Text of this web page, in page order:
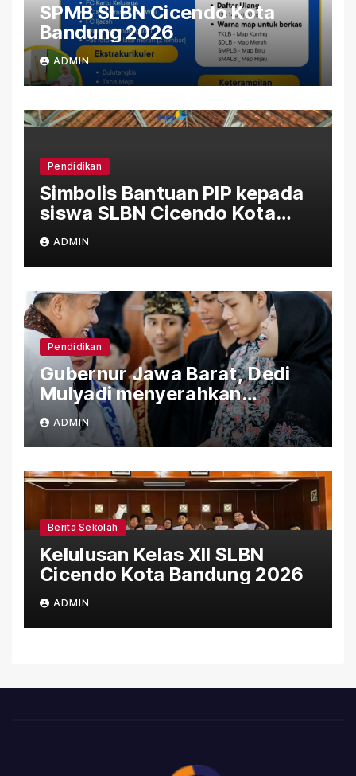
SPMB SLBN Cicendo Kota
Bandung 2026
ADMIN
Pendidikan
Simbolis Bantuan PIP kepada
siswa SLBN Cicendo Kota
Bandung
ADMIN
Pendidikan
Gubernur Jawa Barat, Dedi
Mulyadi menyerahkan
Bantuan (PIP) Kepada Siswa
SLBN Cicendo Kota Bandung
ADMIN
Berita Sekolah
Kelulusan Kelas XII SLBN
Cicendo Kota Bandung 2026
ADMIN